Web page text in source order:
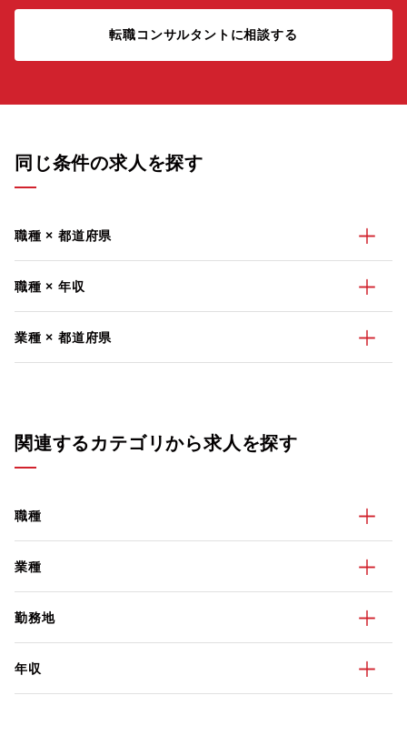
転職コンサルタントに相談する
同じ条件の求人を探す
職種 × 都道府県
職種 × 年収
業種 × 都道府県
関連するカテゴリから求人を探す
職種
業種
勤務地
年収